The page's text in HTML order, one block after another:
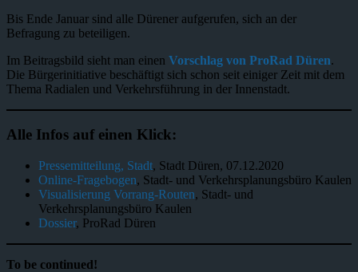
Bis Ende Januar sind alle Dürener aufgerufen, sich an der
Befragung zu beteiligen.
Im Beitragsbild sieht man einen Vorschlag von ProRad Düren.
Die Bürgerinitiative beschäftigt sich schon seit einiger Zeit mit dem
Thema Radialen und Verkehrsführung in der Innenstadt.
Alle Infos auf einen Klick:
Pressemitteilung, Stadt, Stadt Düren, 07.12.2020
Online-Fragebogen, Stadt- und Verkehrsplanungsbüro Kaulen
Visualisierung Vorrang-Routen, Stadt- und
Verkehrsplanungsbüro Kaulen
Dossier, ProRad Düren
To be continued!